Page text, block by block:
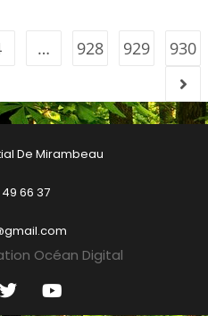
… 928 929 930
De Mirambeau
66 37
Océan Digital